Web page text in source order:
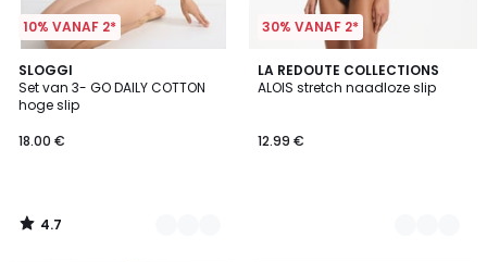
10% VANAF 2*
SLOGGI
Set van 3- GO DAILY COTTON
hoge slip
18.00 €
4.7
/ 5
3
Kleuren
4.7
/
30% VANAF 2*
LA REDOUTE COLLECTIONS
ALOIS stretch naadloze slip
12.99 €
3
Kleuren